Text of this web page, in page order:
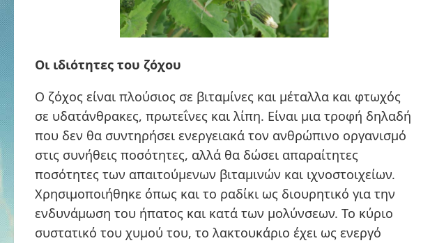
Οι ιδιότητες του ζόχου
Ο ζόχος είναι πλούσιος σε βιταμίνες και μέταλλα και φτωχός
σε υδατάνθρακες, πρωτεΐνες και λίπη. Είναι μια τροφή δηλαδή
που δεν θα συντηρήσει ενεργειακά τον ανθρώπινο οργανισμό
στις συνήθεις ποσότητες, αλλά θα δώσει απαραίτητες
ποσότητες των απαιτούμενων βιταμινών και ιχνοστοιχείων.
Χρησιμοποιήθηκε όπως και το ραδίκι ως διουρητικό για την
ενδυνάμωση του ήπατος και κατά των μολύνσεων. Το κύριο
συστατικό του χυμού του, το λακτουκάριο έχει ως ενεργό